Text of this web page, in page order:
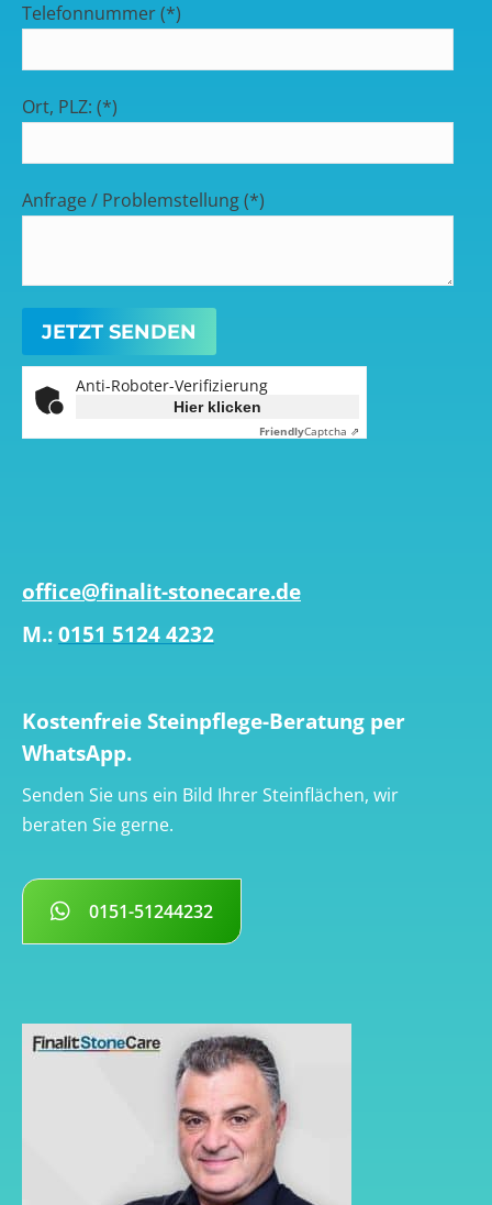
Telefonnummer (*)
Ort, PLZ: (*)
Anfrage / Problemstellung (*)
Anti-Roboter-Verifizierung
Hier klicken
FriendlyCaptcha ⇗
office@finalit-stonecare.de
M.: 0151 5124 4232
Kostenfreie Steinpflege-Beratung per
WhatsApp.
Senden Sie uns ein Bild Ihrer Steinflächen, wir
beraten Sie gerne.
0151-51244232